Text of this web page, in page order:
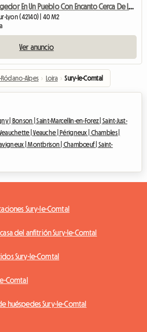
Un Apartamento Acogedor En Un Pueblo Con Encanto Cerca De Lyon Disponible
Lyon (42140) | 40 M2
Ver anuncio
Alpes › Loira › Sury-le-Comtal
| Bonson |Saint-Marcellin-en-Forez | Saint-Just-
|Veauche | Périgneux | Chambles |
|Montbrison | Chambœuf | Saint-
Sury-le-Comtal
del anfitrión Sury-le-Comtal
Sury-le-Comtal
Comtal
huéspedes Sury-le-Comtal